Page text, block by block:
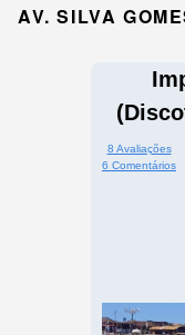
AV. SILVA
8 Avaliações
6 Comentários